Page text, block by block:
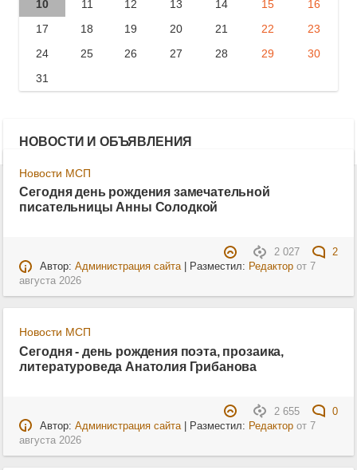
10
11 12 13 14 15
16
17
18 19 20 21 22
23
24
25 26 27 28 29
30
31
НОВОСТИ И ОБЪЯВЛЕНИЯ
Новости МСП
Сегодня день рождения замечательной
писательницы Анны Солодкой
2 027
2
Автор: Администрация сайта| Разместил: Редакторот 7
августа 2026
Новости МСП
Сегодня - день рождения поэта, прозаика,
литературоведа Анатолия Грибанова
2 655
0
Автор: Администрация сайта| Разместил: Редакторот 7
августа 2026